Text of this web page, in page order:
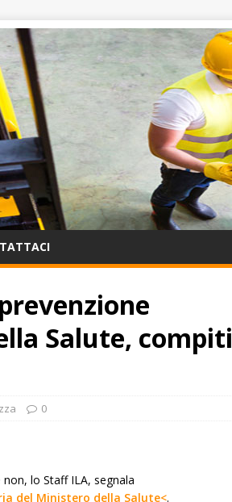
Salute, compiti
0
lo Staff ILA, segnala
del Ministero della Salute<.